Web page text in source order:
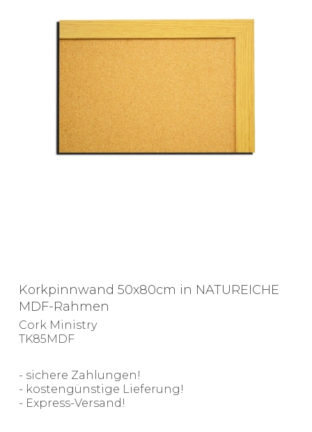
Korkpinnwand 50x80cm in NATUREICHE
MDF-Rahmen
Cork Ministry
TK85MDF
- sichere Zahlungen!
- kostengünstige Lieferung!
- Express-Versand!